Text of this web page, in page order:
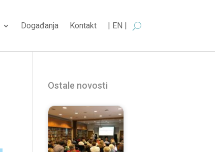
Događanja Kontakt | EN |
Ostale novosti